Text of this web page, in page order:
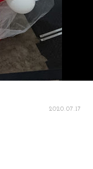
2020.07.17